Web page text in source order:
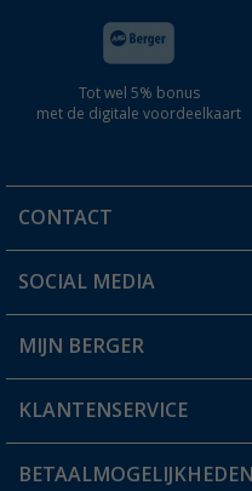
Tot wel 5% bonus
met de digitale voordeelkaart
CONTACT
Een vraag?
Winkel vinden
SOCIAL MEDIA
MIJN BERGER
Mijn account
Status bestelling
KLANTENSERVICE
FAQ & Contact
BETAALMOGELIJKHEDEN